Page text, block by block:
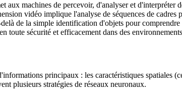
aux machines de percevoir, d'analyser et d'interpréter
vidéo implique l'analyse de séquences de
de la simple identification d'objets pour
toute sécurité et efficacement dans des
principaux : les caractéristiques spatiales
plusieurs stratégies de réseaux neuronaux.